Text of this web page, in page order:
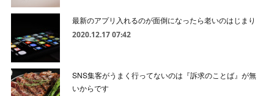
最新のアプリ入れるのが面倒になったら老いのはじまり
2020.12.17 07:42
SNS集客がうまく行ってないのは『訴求のことば』が無
いからです